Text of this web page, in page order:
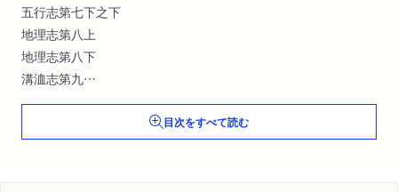
五行志第七下之下
地理志第八上
地理志第八下
溝洫志第九
芸文志第十
目次をすべて読む